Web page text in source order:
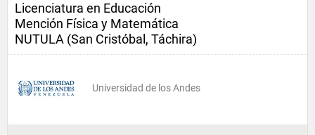
Licenciatura en Educación
Mención Física y Matemática
NUTULA (San Cristóbal, Táchira)
Universidad de los Andes